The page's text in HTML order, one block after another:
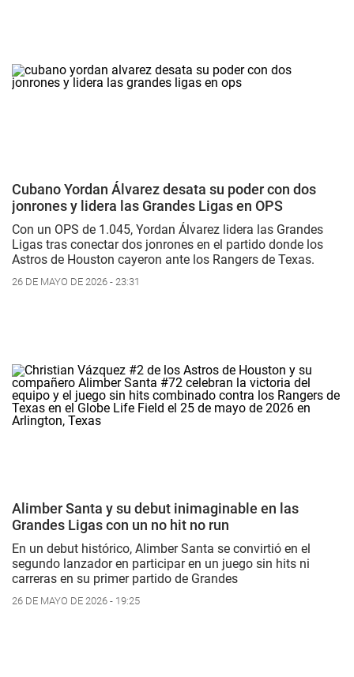
Cubano Yordan Álvarez desata su poder con dos
jonrones y lidera las Grandes Ligas en OPS
Con un OPS de 1.045, Yordan Álvarez lidera las Grandes
Ligas tras conectar dos jonrones en el partido donde los
Astros de Houston cayeron ante los Rangers de Texas.
26 DE MAYO DE 2026 - 23:31
Alimber Santa y su debut inimaginable en las
Grandes Ligas con un no hit no run
En un debut histórico, Alimber Santa se convirtió en el
segundo lanzador en participar en un juego sin hits ni
carreras en su primer partido de Grandes
26 DE MAYO DE 2026 - 19:25